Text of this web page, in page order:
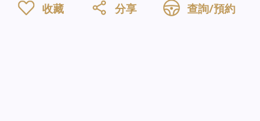
收藏 分享 查詢/預約